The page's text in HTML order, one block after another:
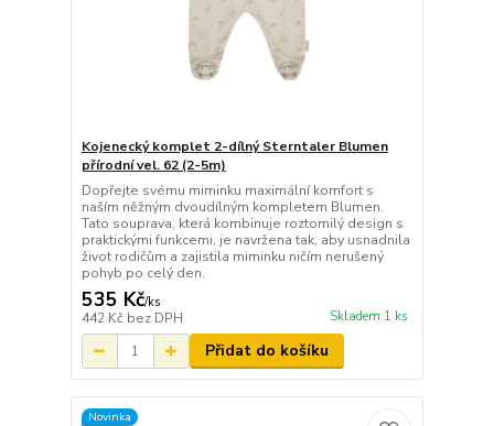
Kojenecký komplet 2-dílný Sterntaler Blumen
přírodní vel. 62 (2-5m)
Dopřejte svému miminku maximální komfort s
naším něžným dvoudílným kompletem Blumen.
Tato souprava, která kombinuje roztomilý design s
praktickými funkcemi, je navržena tak, aby usnadnila
život rodičům a zajistila miminku ničím nerušený
pohyb po celý den.
535 Kč/ks
442 Kč bez DPH Skladem 1 ks
Přidat do košíku
Novinka